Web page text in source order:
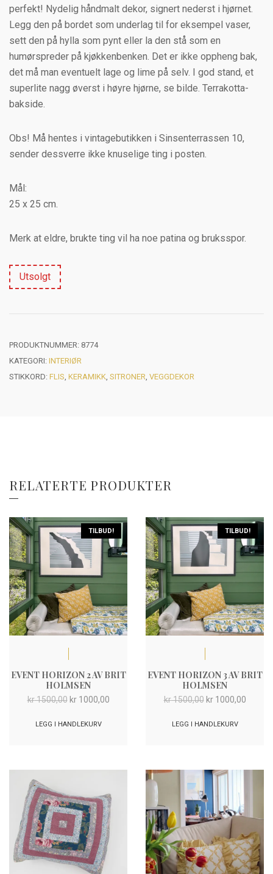
perfekt! Nydelig håndmalt dekor, signert nederst i hjørnet.
Legg den på bordet som underlag til for eksempel vaser,
sett den på hylla som pynt eller la den stå som en
humørspreder på kjøkkenbenken. Det er ikke oppheng bak,
det må man eventuelt lage og lime på selv. I god stand, et
superlite nagg øverst i høyre hjørne, se bilde. Terrakotta-
bakside.
Obs! Må hentes i vintagebutikken i Sinsenterrassen 10,
sender dessverre ikke knuselige ting i posten.
Mål:
25 x 25 cm.
Merk at eldre, brukte ting vil ha noe patina og bruksspor.
Utsolgt
PRODUKTNUMMER: 8774
KATEGORI: INTERIØR
STIKKORD: FLIS KERAMIKK SITRONER VEGGDEKOR
RELATERTE PRODUKTER
TILBUD!
EVENT HORIZON 2 AV BRIT
HOLMSEN
kr1500,00 Opprinnelig
var:
kr1000,00Nåværende
LEGG I HANDLEKURV
TILBUD!
EVENT HORIZON 3 AV BRIT
HOLMSEN
kr1500,00 Opprinnelig
var:
kr1000,00
LEGG I HANDLEKURV